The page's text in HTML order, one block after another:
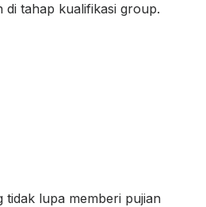
di tahap kualifikasi group.
tidak lupa memberi pujian